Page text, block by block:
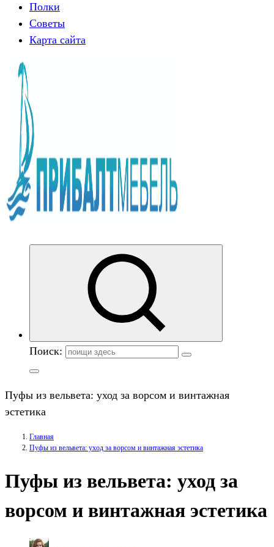
Полки
Советы
Карта сайта
Поиск:
Пуфы из вельвета: уход за ворсом и винтажная
эстетика
Главная
Пуфы из вельвета: уход за ворсом и винтажная эстетика
Пуфы из вельвета: уход за
ворсом и винтажная эстетика